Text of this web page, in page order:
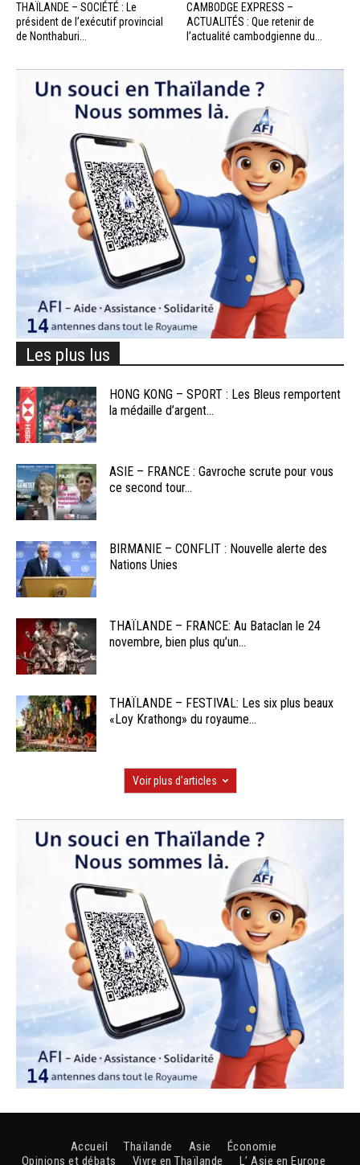
THAÏLANDE – SOCIÉTÉ : Le
président de l’exécutif provincial
de Nonthaburi...
CAMBODGE EXPRESS –
ACTUALITÉS : Que retenir de
l’actualité cambodgienne du...
Les plus lus
HONG KONG – SPORT : Les Bleus remportent
la médaille d’argent...
ASIE – FRANCE : Gavroche scrute pour vous
ce second tour...
BIRMANIE – CONFLIT : Nouvelle alerte des
Nations Unies
THAÏLANDE – FRANCE: Au Bataclan le 24
novembre, bien plus qu’un...
THAÏLANDE – FESTIVAL: Les six plus beaux
«Loy Krathong» du royaume...
Voir plus d'articles
Accueil Thaïlande Asie
Économie
Opinions et débats
Vivre en Thaïlande L’ Asie en Europe